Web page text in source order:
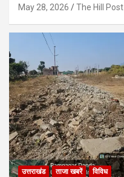
May 28, 2026 The Hill Post
उत्तराखंड ताजा खबरें विविध